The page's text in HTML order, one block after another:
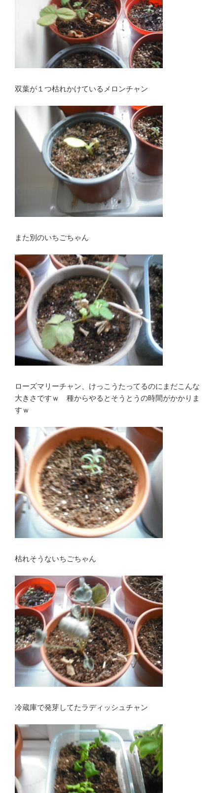
双葉が１つ枯れかけているメロンチャン
また別のいちごちゃん
ローズマリーチャン、けっこうたってるのにまだこんな
大きさですｗ 種からやるとそうとうの時間がかかりま
すｗ
枯れそうないちごちゃん
冷蔵庫で発芽してたラディッシュチャン